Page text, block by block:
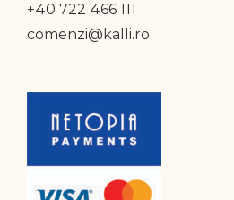
+40 722 466 111
comenzi@kalli.ro